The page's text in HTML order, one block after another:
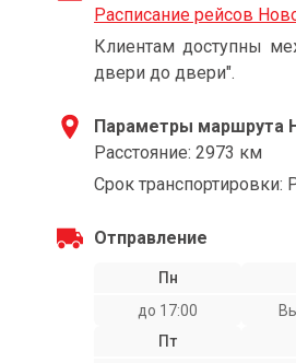
Расписание рейсов
Клиентам доступны
двери до двери".
Параметры маршрута
Расстояние: 2973 км
Срок транспортировки:
Отправление
Пн
до 17:00
Пт